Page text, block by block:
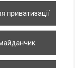
приватизації